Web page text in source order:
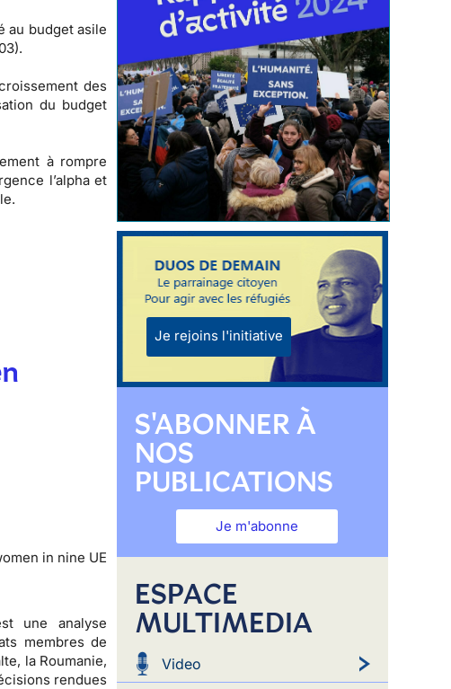
au budget asile
des
du budget
à rompre
l’alpha et
.
in nine UE
une analyse
membres de
la Roumanie,
rendues
Je rejoins l'initiative
S'ABONNER À
NOS
PUBLICATIONS
Je m'abonne
ESPACE
MULTIMEDIA
Video